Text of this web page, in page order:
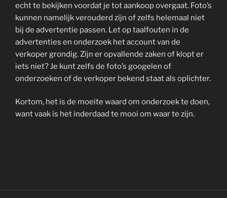
echt te bekijken voordat je tot aankoop overgaat. Foto’s
kunnen namelijk verouderd zijn of zelfs helemaal niet
bij de advertentie passen. Let op taalfouten in de
advertenties en onderzoek het account van de
verkoper grondig. Zijn er opvallende zaken of klopt er
iets niet? Je kunt zelfs de foto’s googelen of
onderzoeken of de verkoper bekend staat als oplichter.
Kortom, het is de moeite waard om onderzoek te doen,
want vaak is het inderdaad te mooi om waar te zijn.